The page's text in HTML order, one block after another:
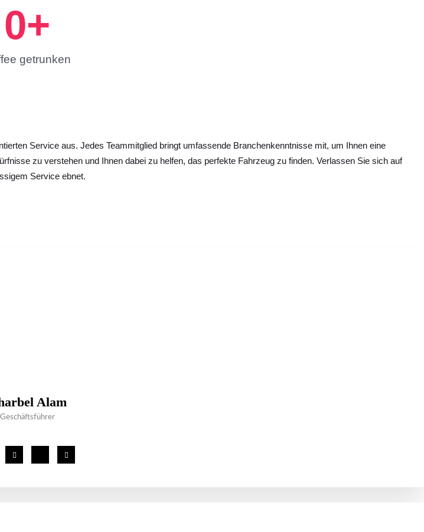
getrunken
0+
Service aus. Jedes Teammitglied bringt umfassende Branchenkenntnisse mit, um Ihnen eine
zu verstehen und Ihnen dabei zu helfen, das perfekte Fahrzeug zu finden. Verlassen Sie sich auf
Service ebnet.
Alam
Geschäftsführer